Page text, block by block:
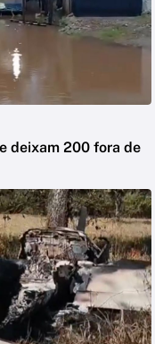
deixam 200 fora de